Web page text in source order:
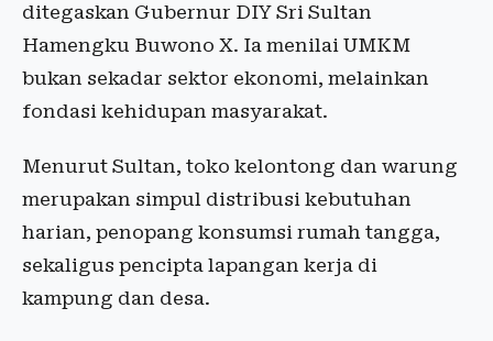
ditegaskan Gubernur DIY Sri Sultan
Hamengku Buwono X. Ia menilai UMKM
bukan sekadar sektor ekonomi, melainkan
fondasi kehidupan masyarakat.
Menurut Sultan, toko kelontong dan warung
merupakan simpul distribusi kebutuhan
harian, penopang konsumsi rumah tangga,
sekaligus pencipta lapangan kerja di
kampung dan desa.